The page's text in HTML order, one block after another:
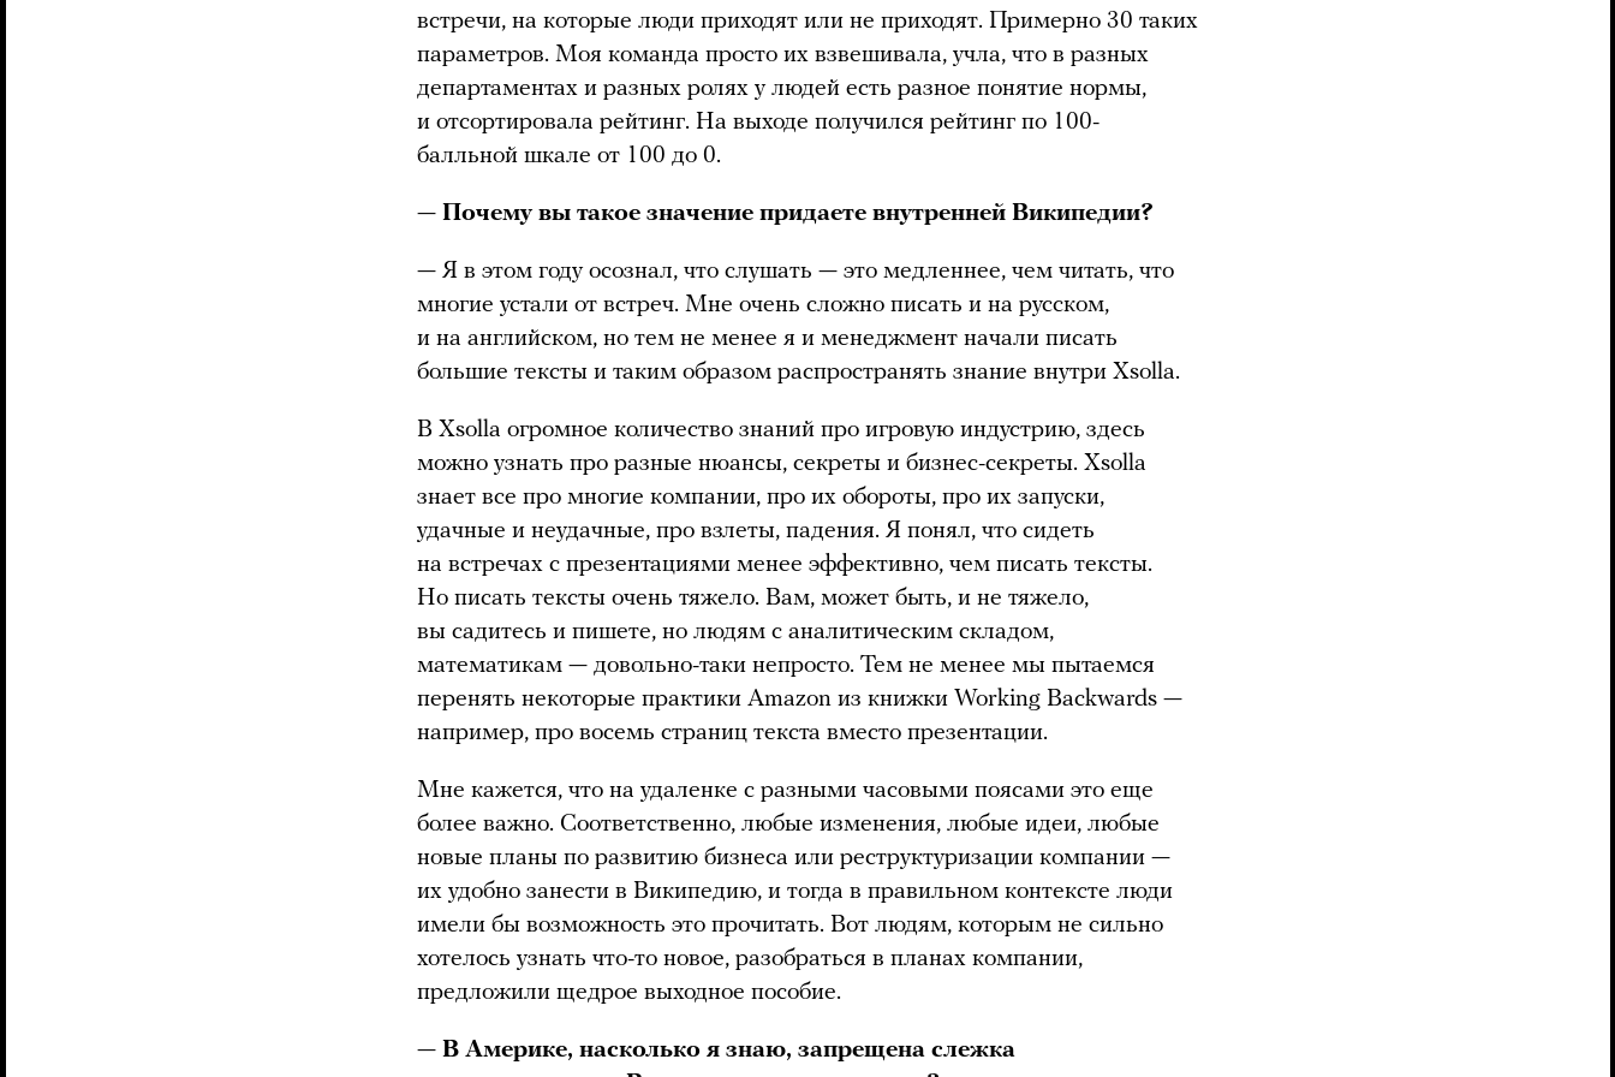
встречи, на которые люди приходят или не приходят. Примерно 30 таких
параметров. Моя команда просто их взвешивала, учла, что в разных
департаментах и разных ролях у людей есть разное понятие нормы,
и отсортировала рейтинг. На выходе получился рейтинг по 100-
балльной шкале от 100 до 0.
— Почему вы такое значение придаете внутренней Википедии?
— Я в этом году осознал, что слушать — это медленнее, чем читать, что
многие устали от встреч. Мне очень сложно писать и на русском,
и на английском, но тем не менее я и менеджмент начали писать
большие тексты и таким образом распространять знание внутри Xsolla.
В Xsolla огромное количество знаний про игровую индустрию, здесь
можно узнать про разные нюансы, секреты и бизнес-секреты. Xsolla
знает все про многие компании, про их обороты, про их запуски,
удачные и неудачные, про взлеты, падения. Я понял, что сидеть
на встречах с презентациями менее эффективно, чем писать тексты.
Но писать тексты очень тяжело. Вам, может быть, и не тяжело,
вы садитесь и пишете, но людям с аналитическим складом,
математикам — довольно-таки непросто. Тем не менее мы пытаемся
перенять некоторые практики Amazon из книжки Working Backwards —
например, про восемь страниц текста вместо презентации.
Мне кажется, что на удаленке с разными часовыми поясами это еще
более важно. Соответственно, любые изменения, любые идеи, любые
новые планы по развитию бизнеса или реструктуризации компании —
их удобно занести в Википедию, и тогда в правильном контексте люди
имели бы возможность это прочитать. Вот людям, которым не сильно
хотелось узнать что-то новое, разобраться в планах компании,
предложили щедрое выходное пособие.
— В Америке, насколько я знаю, запрещена слежка